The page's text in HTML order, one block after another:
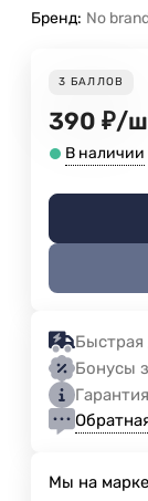
Бренд: No
3 БАЛЛОВ
390 ₽/
В наличии
Быстрая
Бонусы
Мы на